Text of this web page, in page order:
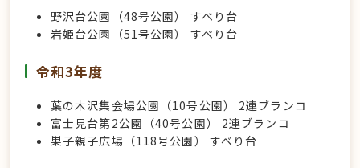
野沢台公園（48号公園） すべり台
岩姫台公園（51号公園） すべり台
令和3年度
葉の木沢集会場公園（10号公園） 2連ブランコ
富士見台第2公園（40号公園） 2連ブランコ
巣子親子広場（118号公園） すべり台